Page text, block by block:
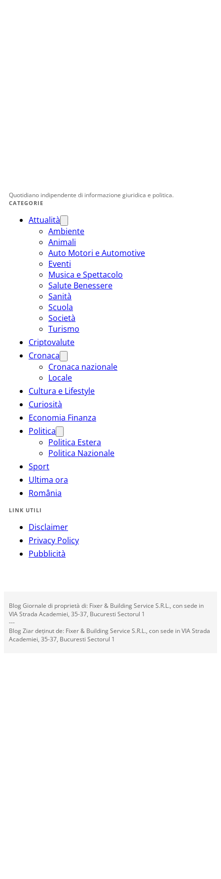
Quotidiano indipendente di informazione giuridica e politica.
CATEGORIE
Attualità
Ambiente
Animali
Auto Motori e Automotive
Eventi
Musica e Spettacolo
Salute Benessere
Sanità
Scuola
Società
Turismo
Criptovalute
Cronaca
Cronaca nazionale
Locale
Cultura e Lifestyle
Curiosità
Economia Finanza
Politica
Politica Estera
Politica Nazionale
Sport
Ultima ora
România
LINK UTILI
Disclaimer
Privacy Policy
Pubblicità
Blog Giornale di proprietà di: Fixer & Building Service S.R.L., con sede in
VIA Strada Academiei, 35-37, Bucuresti Sectorul 1
---
Blog Ziar deținut de: Fixer & Building Service S.R.L., con sede in VIA Strada
Academiei, 35-37, Bucuresti Sectorul 1